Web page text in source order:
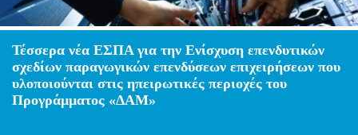
Τέσσερα νέα ΕΣΠΑ για την Ενίσχυση επενδυτικών
σχεδίων παραγωγικών επενδύσεων επιχειρήσεων που
υλοποιούνται στις ηπειρωτικές περιοχές του
Προγράμματος «ΔΑΜ»